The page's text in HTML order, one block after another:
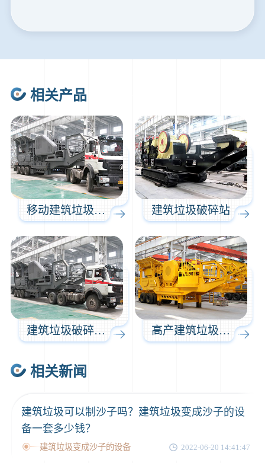
35分钟前 张先生留言：碎石机有几种型号？碎石机械设备一套价格？
2分钟前 王先生留言：建一条石料破碎生产线，规模300吨/小时，提供设备选型和报价。
5分钟前 陈先生留言：每小时100吨建筑垃圾粉碎机？推荐用什么型号？
相关产品
移动建筑垃圾破碎机 建筑垃圾破碎站
建筑垃圾破碎设备 高产建筑垃圾破碎机
相关新闻
建筑垃圾可以制沙子吗？建筑垃圾变成沙子的设
备一套多少钱？
建筑垃圾变成沙子的设备 2022-06-20 14:41:47